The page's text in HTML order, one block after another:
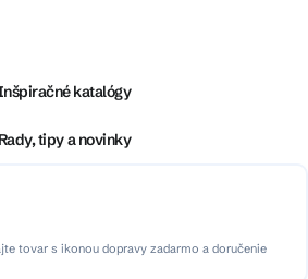
katalógy
Rady, tipy a novinky
tovar s ikonou dopravy zadarmo a doručenie